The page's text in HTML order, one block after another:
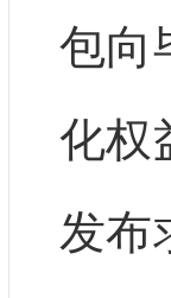
包向
化权
发布